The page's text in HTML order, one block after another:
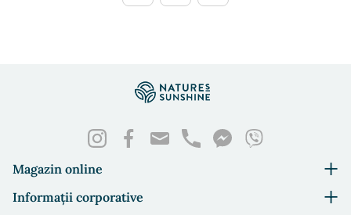
Magazin online
Informații corporative